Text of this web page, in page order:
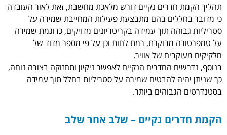
תהליך הקמת חדרים נקיים דורש מלאכת מחשבת, זאת לאור העובדה
כי מדובר בחללים בהם מתבצעת פעילות המחייבת שמירה על
סטריליות גבוהה תוך עמידה בקריטריונים מדויקים, כדוגמת שמירה
על טמפרטורה מבוקרת, רמת לחות וכן על פי מספר מדוד של
חלקיקים מעוקבים של אוויר.
בנוסף, נדרשים החדרים הנקיים לאפשר ניקיון ותחזוקה בצורה נוחה,
כך שניתן יהיה להבטיח שמירה על סטריליות בחלל תוך עמידה
בסטנדרטים הגבוהים ביותר.
הקמת חדרים נקיים – שלב אחר שלב